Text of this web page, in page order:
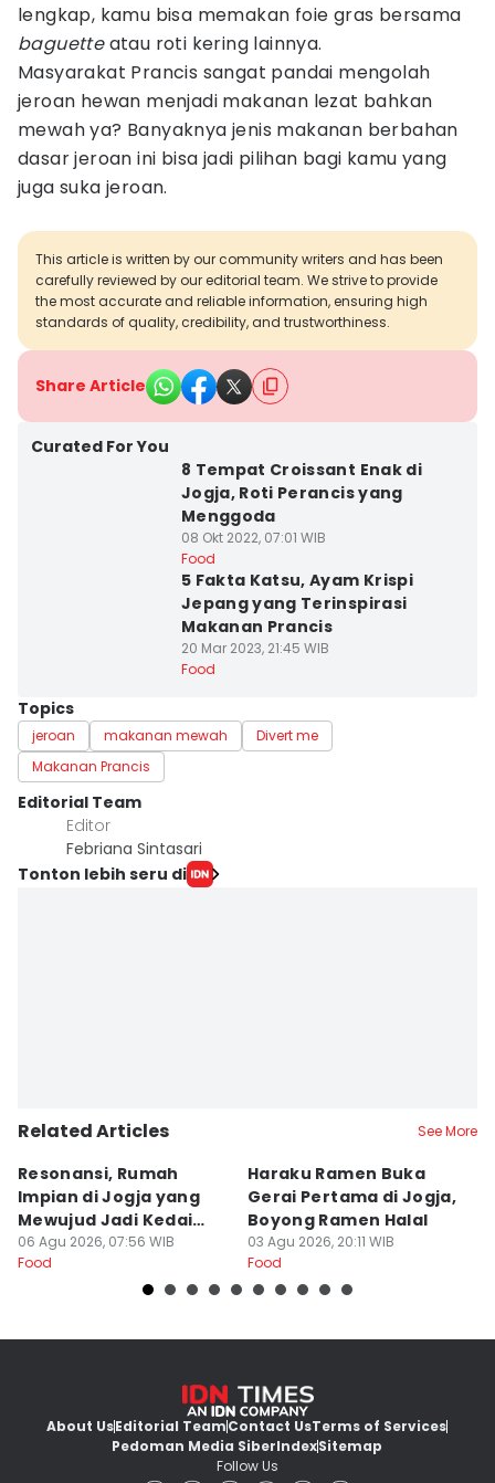
lengkap, kamu bisa memakan foie gras bersama
baguetteatau roti kering lainnya.
Masyarakat Prancis sangat pandai mengolah
jeroan hewan menjadi makanan lezat bahkan
mewah ya? Banyaknya jenis makanan berbahan
dasar jeroan ini bisa jadi pilihan bagi kamu yang
juga suka jeroan.
This article is written by our community writers and has been
carefully reviewed by our editorial team. We strive to provide
the most accurate and reliable information, ensuring high
standards of quality, credibility, and trustworthiness.
Share Article
Curated For You
8 Tempat Croissant Enak di
Jogja, Roti Perancis yang
Menggoda
08 Okt 2022, 07:01 WIB
Food
5 Fakta Katsu, Ayam Krispi
Jepang yang Terinspirasi
Makanan Prancis
20 Mar 2023, 21:45 WIB
Food
Topics
jeroan makanan mewah
Divert me
Makanan Prancis
Editorial Team
Editor
Febriana Sintasari
Tonton lebih seru di
Related Articles See More
Resonansi, Rumah
Impian di Jogja yang
Mewujud Jadi Kedai
Ramen dan Burger
06 Agu 2026, 07:56 WIB
Food
Haraku Ramen Buka
Gerai Pertama di Jogja,
Boyong Ramen Halal
03 Agu 2026, 20:11 WIB
Food
About UsEditorial TeamContact UsTerms of Services
Pedoman Media SiberIndexSitemap
Follow Us